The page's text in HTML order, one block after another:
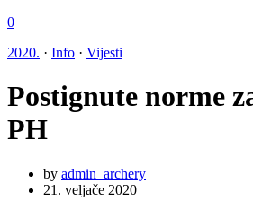
0
2020. · Info · Vijesti
Postignute norme
PH
by admin_archery
21. veljače 2020